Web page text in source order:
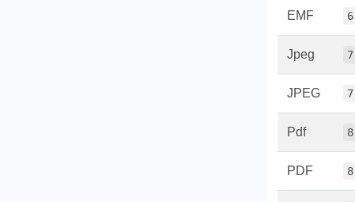
EMF 6
Jpeg 7
JPEG 7
Pdf 8
PDF 8